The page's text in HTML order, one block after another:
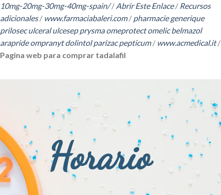
10mg-20mg-30mg-40mg-spain// Abrir Este Enlace/ Recursos
adicionales/ www.farmaciabaleri.com/ pharmacie generique
prilosec ulceral ulcesep prysma omeprotect omelic belmazol
arapride ompranyt dolintol parizac pepticum/ www.acmedical.it/
Pagina web para comprar tadalafil
Horario